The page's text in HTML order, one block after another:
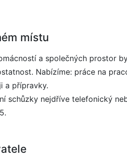
místu
a společných prostor
Nabízíme: práce na
a přípravky.
schůzky nejdříve telefonický